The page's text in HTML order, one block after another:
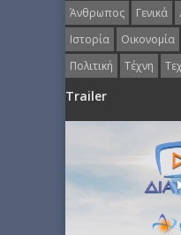
Άνθρωπος Γενικά
Ιστορία
Οικονομία
Πολιτική
Τέχνη
Trailer